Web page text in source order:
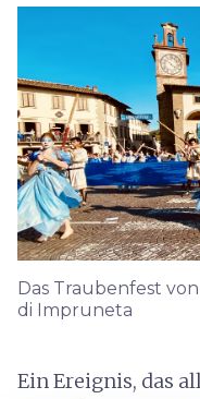
Das Traubenfest
di Impruneta
Ein Ereignis, das